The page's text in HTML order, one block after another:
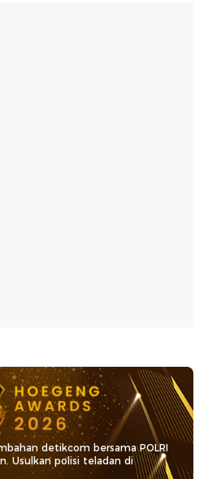
detikcom bersama POLRI
Usulkan polisi teladan di